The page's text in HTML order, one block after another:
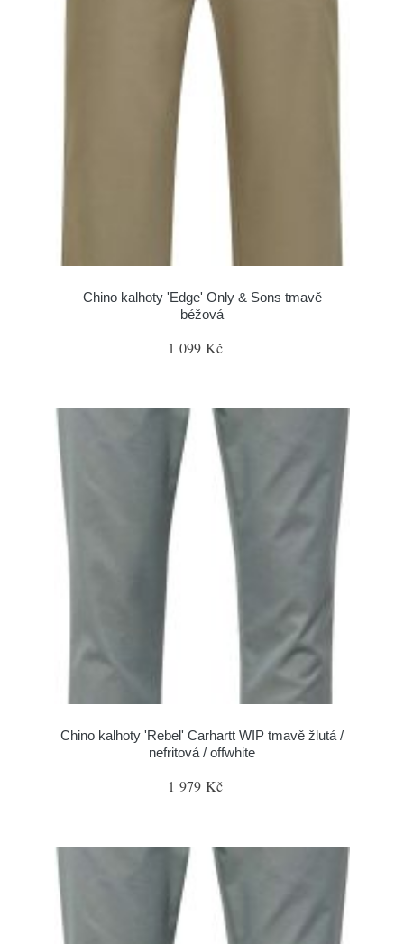
Chino kalhoty 'Edge' Only & Sons tmavě
béžová
1 099 Kč
Chino kalhoty 'Rebel' Carhartt WIP tmavě žlutá /
nefritová / offwhite
1 979 Kč